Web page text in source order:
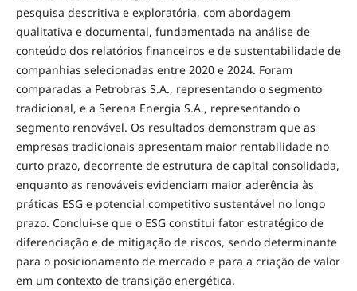
pesquisa descritiva e exploratória, com abordagem
qualitativa e documental, fundamentada na análise de
conteúdo dos relatórios financeiros e de sustentabilidade de
companhias selecionadas entre 2020 e 2024. Foram
comparadas a Petrobras S.A., representando o segmento
tradicional, e a Serena Energia S.A., representando o
segmento renovável. Os resultados demonstram que as
empresas tradicionais apresentam maior rentabilidade no
curto prazo, decorrente de estrutura de capital consolidada,
enquanto as renováveis evidenciam maior aderência às
práticas ESG e potencial competitivo sustentável no longo
prazo. Conclui-se que o ESG constitui fator estratégico de
diferenciação e de mitigação de riscos, sendo determinante
para o posicionamento de mercado e para a criação de valor
em um contexto de transição energética.